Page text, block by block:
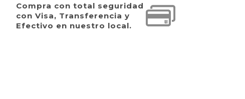
Compra con total seguridad
con Visa, Transferencia y
Efectivo en nuestro local.